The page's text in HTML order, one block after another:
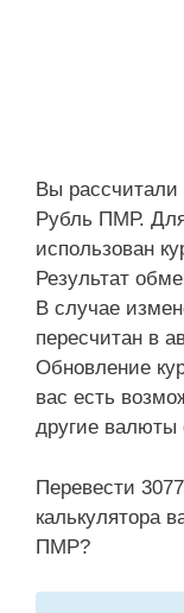
Вы рассчитали
Рубль ПМР.
использован
Результат
В случае
пересчитан в
Обновление
вас есть
другие
Перевести
калькулятора
ПМР?